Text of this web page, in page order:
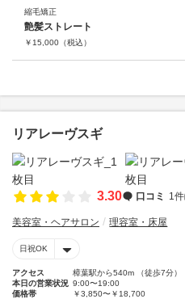
縮毛矯正
艶髪ストレート
￥ 15,000 （税込）
リアレーヴスギ
3.30 口コミ 1件
美容室・ヘアサロン 理容室・床屋
日祝OK
アクセス
樟葉駅から540m （徒歩7分）
本日の営業状況 9:00〜19:00
価格帯
￥3,850〜￥18,700